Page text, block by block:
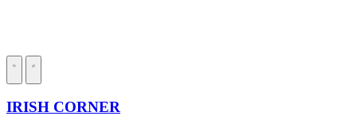
IRISH CORNER